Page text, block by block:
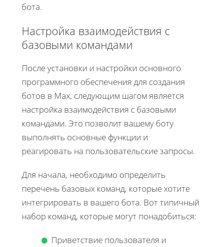
бота.
Настройка взаимодействия с
базовыми командами
После установки и настройки основного
программного обеспечения для создания
ботов в Max, следующим шагом является
настройка взаимодействия с базовыми
командами. Это позволит вашему боту
выполнять основные функции и
реагировать на пользовательские запросы.
Для начала, необходимо определить
перечень базовых команд, которые хотите
интегрировать в вашего бота. Вот типичный
набор команд, которые могут понадобиться:
Приветствие пользователя и